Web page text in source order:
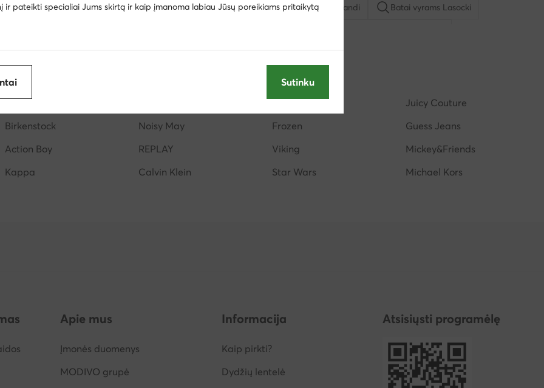
laisvalaikio batai vyrams Aeronautica Militare Žemi laisvalaikio batai vyrams Sprandi Batai vyrams Lasocki
Clara Barson Reebok
Juicy Couture
Birkenstock Noisy May Frozen
Guess Jeans
Action Boy REPLAY Viking
Mickey&Friends
Kappa Calvin Klein Star Wars Michael Kors
Apie mus
Įmonės duomenys
MODIVO grupė
Informacija
Kaip pirkti?
Dydžių lentelė
Atsisiųsti programėlę
ir pateikti specialiai Jums skirtą ir kaip įmanoma labiau Jūsų poreikiams pritaikytą
Sutinku